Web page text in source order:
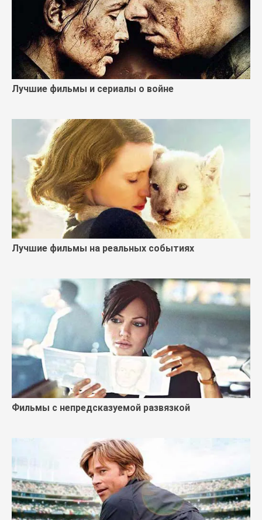
Лучшие фильмы и сериалы о войне
Лучшие фильмы на реальных событиях
Фильмы с непредсказуемой развязкой